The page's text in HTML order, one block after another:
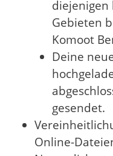
Gebieten
Komoot
Deine
gesendet.
Online-